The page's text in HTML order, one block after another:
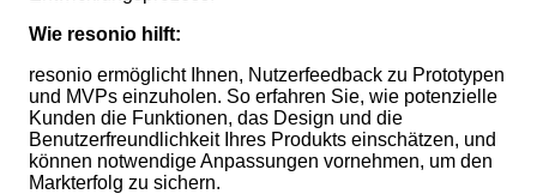
Wie resonio hilft:
resonio ermöglicht Ihnen, Nutzerfeedback zu Prototypen
und MVPs einzuholen. So erfahren Sie, wie potenzielle
Kunden die Funktionen, das Design und die
Benutzerfreundlichkeit Ihres Produkts einschätzen, und
können notwendige Anpassungen vornehmen, um den
Markterfolg zu sichern.